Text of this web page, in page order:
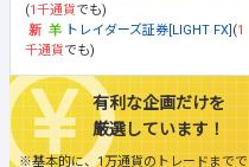
(1千通貨でも)
トレイダーズ証券[LIGHT FX] (1
千通貨でも)
有利な企画だけを
厳選しています！
※基本的に、1万通貨のトレードまでで